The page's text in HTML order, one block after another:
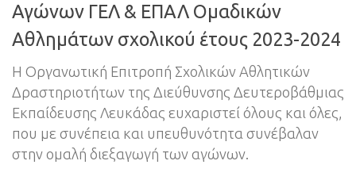
Αγώνων ΓΕΛ & ΕΠΑΛ Ομαδικών
Αθλημάτων σχολικού έτους 2023-2024
Η Οργανωτική Επιτροπή Σχολικών Αθλητικών
Δραστηριοτήτων της Διεύθυνσης Δευτεροβάθμιας
Εκπαίδευσης Λευκάδας ευχαριστεί όλους και όλες,
που με συνέπεια και υπευθυνότητα συνέβαλαν
στην ομαλή διεξαγωγή των αγώνων.